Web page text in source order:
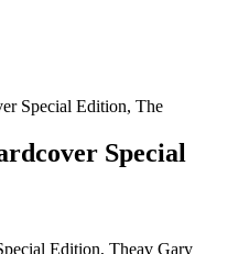
Special Edition, The
Special